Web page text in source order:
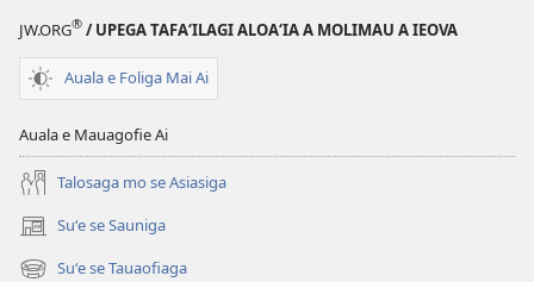
JW.ORG® / UPEGA TAFA‘ILAGI ALOA‘IA A MOLIMAU A IEOVA
Auala e Foliga Mai Ai
Auala e Mauagofie Ai
Talosaga mo se Asiasiga
Suʻe se Sauniga
(tatala
se
Suʻe se Tauaofiaga